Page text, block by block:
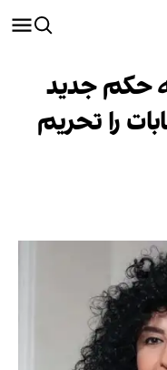
حکم جدید
را تحریم